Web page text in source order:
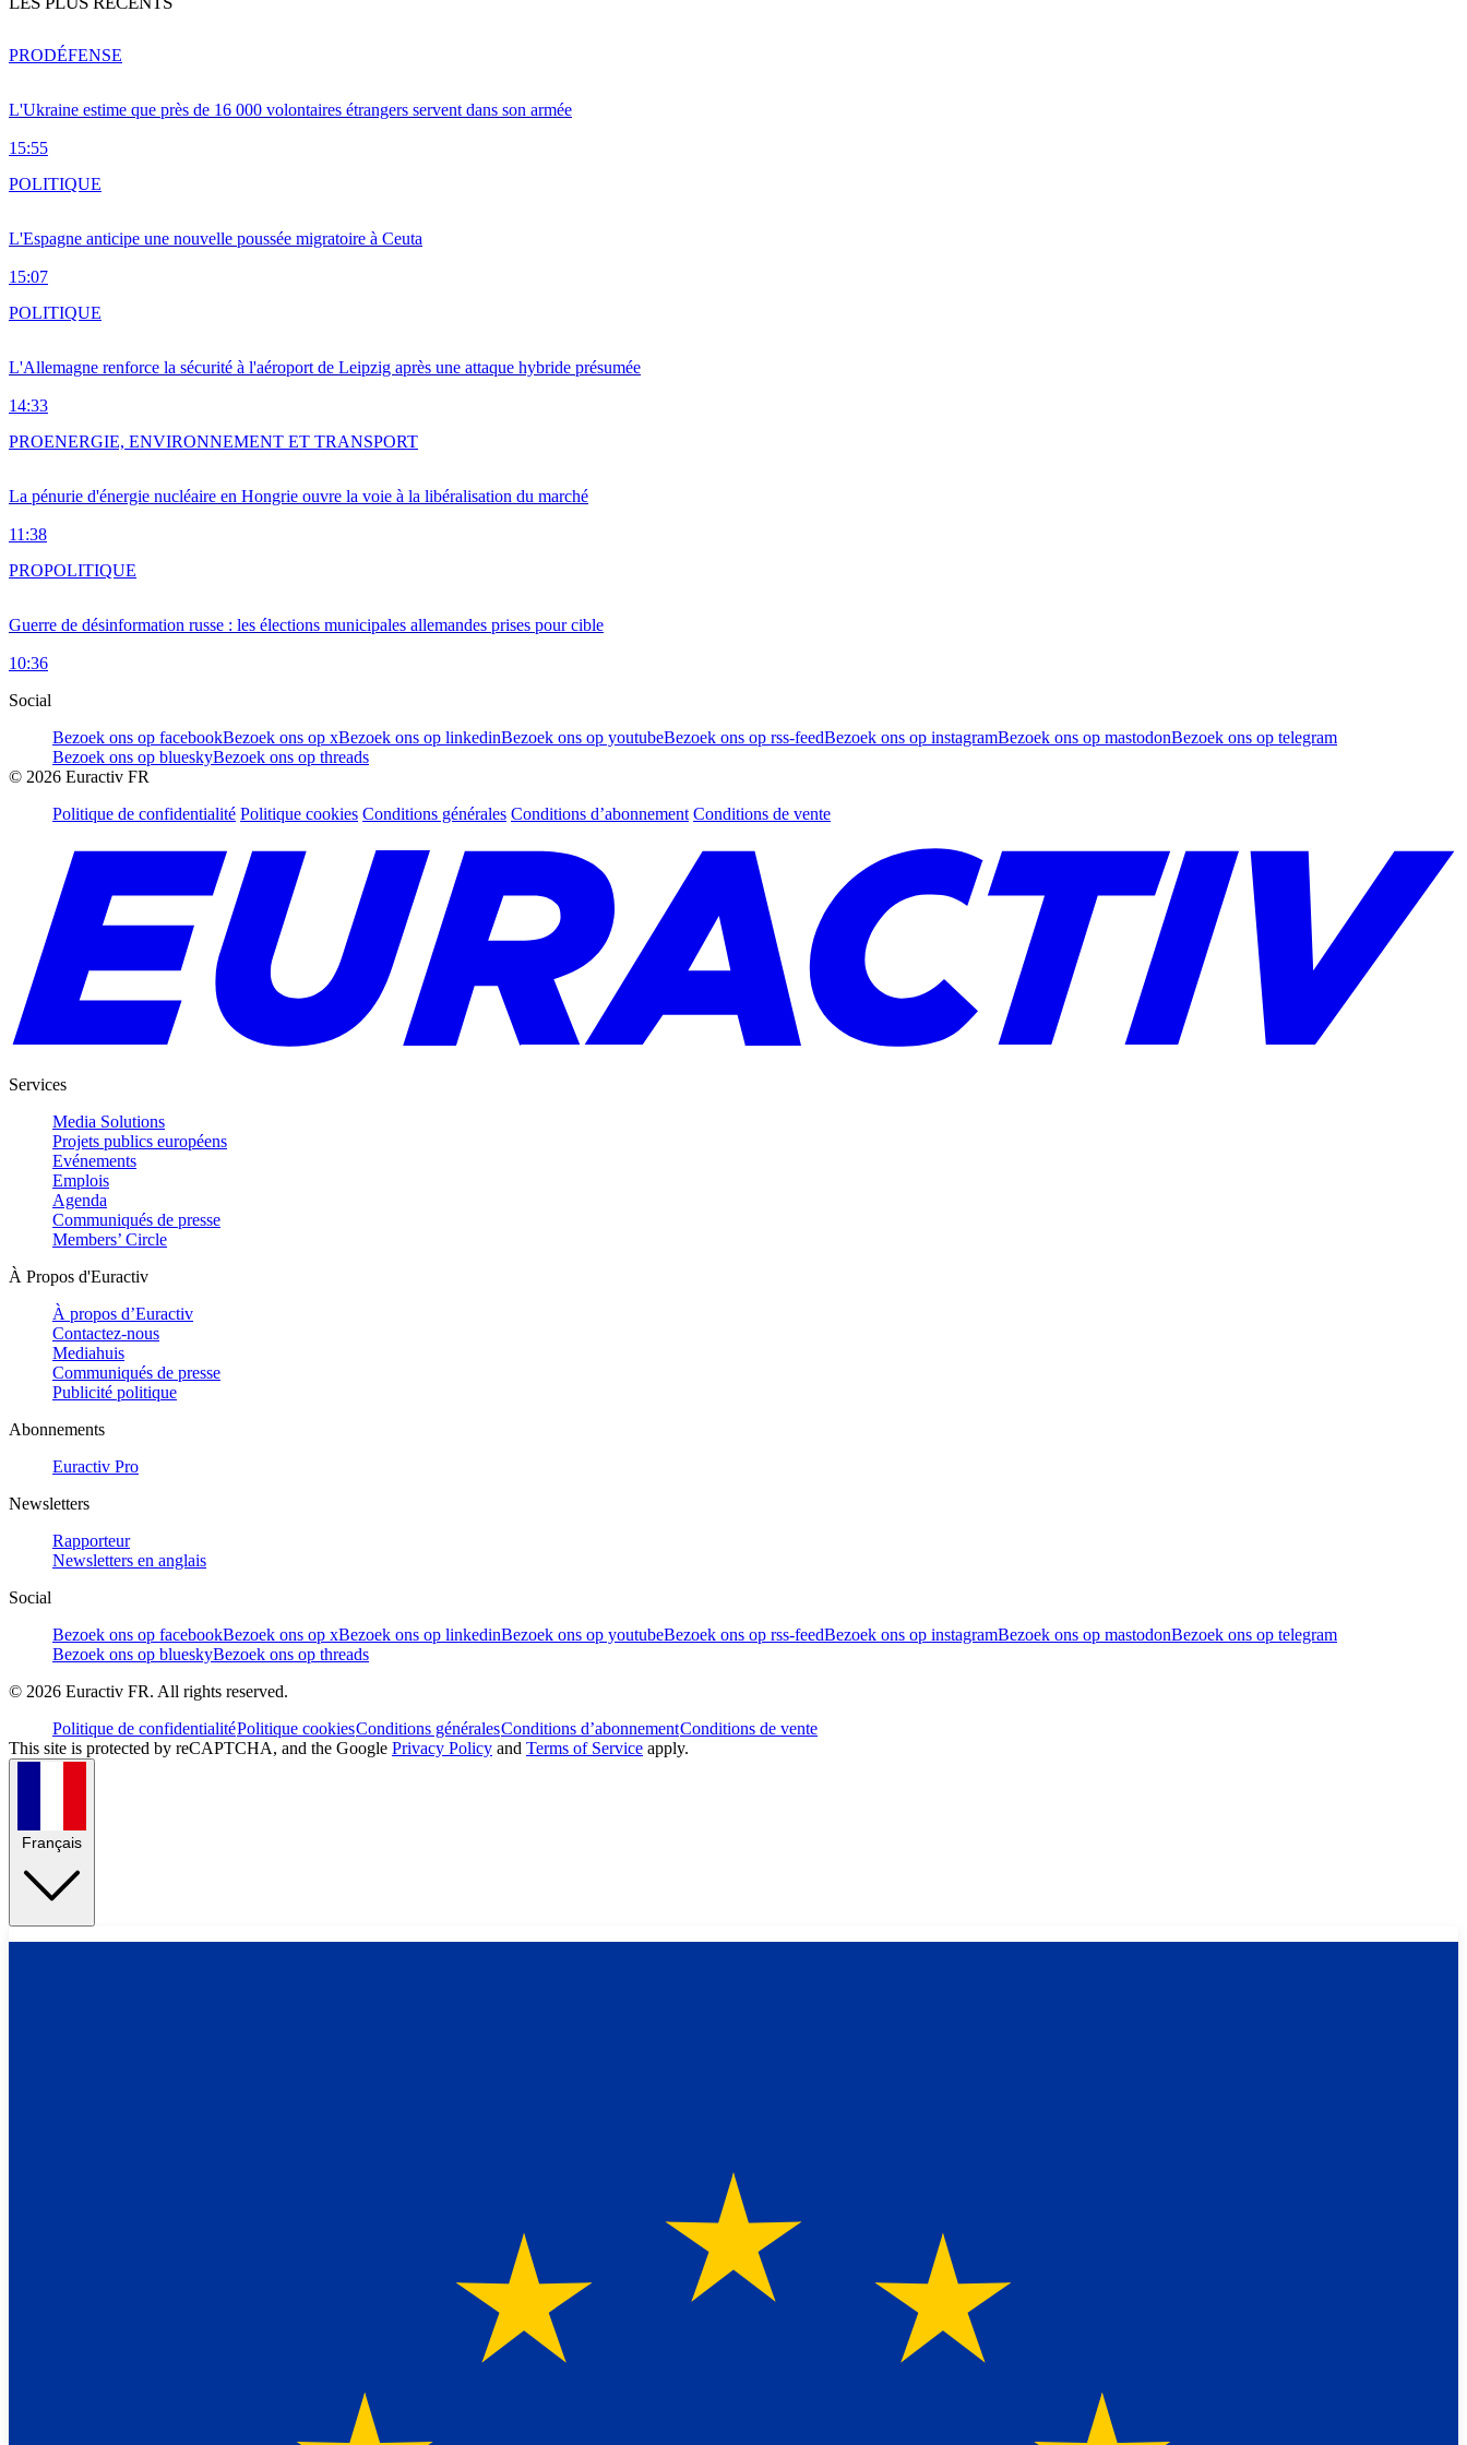
L'Ukraine estime que près de 16 000 volontaires étrangers servent dans son armée
15:55
PRODÉFENSE
L'Espagne anticipe une nouvelle poussée migratoire à Ceuta
15:07
POLITIQUE
L'Allemagne renforce la sécurité à l'aéroport de Leipzig après une attaque hybride présumée
14:33
POLITIQUE
La pénurie d'énergie nucléaire en Hongrie ouvre la voie à la libéralisation du marché
11:38
PROENERGIE, ENVIRONNEMENT ET TRANSPORT
Guerre de désinformation russe : les élections municipales allemandes prises pour cible
10:36
PROPOLITIQUE
Social
Bezoek ons op facebookBezoek ons op xBezoek ons op linkedinBezoek ons op youtubeBezoek ons op rss-feedBezoek ons op instagramBezoek ons op mastodonBezoek ons op telegram
Bezoek ons op blueskyBezoek ons op threads
© 2026 Euractiv FR
Politique de confidentialité Politique cookies Conditions générales Conditions d’abonnement Conditions de vente
Services
Media Solutions
Projets publics européens
Evénements
Emplois
Agenda
Communiqués de presse
Members’ Circle
À Propos d'Euractiv
À propos d’Euractiv
Contactez-nous
Mediahuis
Communiqués de presse
Publicité politique
Abonnements
Euractiv Pro
Newsletters
Rapporteur
Newsletters en anglais
Social
Bezoek ons op facebookBezoek ons op xBezoek ons op linkedinBezoek ons op youtubeBezoek ons op rss-feedBezoek ons op instagramBezoek ons op mastodonBezoek ons op telegram
Bezoek ons op blueskyBezoek ons op threads
© 2026 Euractiv FR. All rights reserved.
Politique de confidentialitéPolitique cookiesConditions généralesConditions d’abonnementConditions de vente
This site is protected by reCAPTCHA, and the Google Privacy Policy and Terms of Service apply.
Français